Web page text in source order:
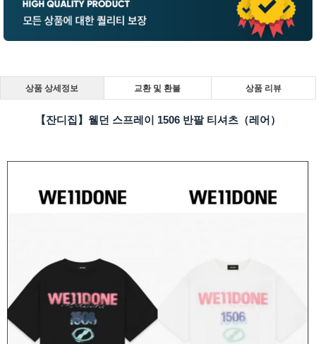
상품 상세정보 교환 및 환불 상품 리뷰
【잔디집】웰던 스프레이 1506 반팔 티셔츠（레어）